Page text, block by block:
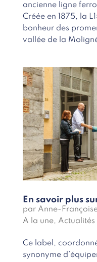
ancienne ligne
Créée en 1875, la
bonheur des
vallée de la
En savoir plus
par Anne-
A la une, Actualités
Ce label,
synonyme